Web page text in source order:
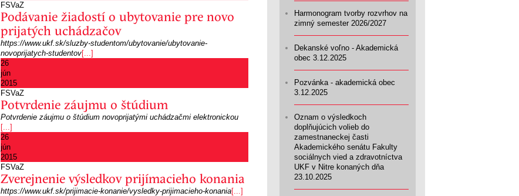
FSVaZ
Podávanie žiadostí o ubytovanie pre novo
prijatých uchádzačov
https://www.ukf.sk/sluzby-studentom/ubytovanie/ubytovanie-
novoprijatych-studentov[...]
26
jún
2015
FSVaZ
Potvrdenie záujmu o štúdium
Potvrdenie záujmu o štúdium novoprijatými uchádzačmi elektronickou
[...]
26
jún
2015
FSVaZ
Zverejnenie výsledkov prijímacieho konania
https://www.ukf.sk/prijimacie-konanie/vysledky-prijimacieho-konania[...]
Harmonogram tvorby rozvrhov na
zimný semester 2026/2027
Dekanské voľno - Akademická
obec 3.12.2025
Pozvánka - akademická obec
3.12.2025
Oznam o výsledkoch
doplňujúcich volieb do
zamestnaneckej časti
Akademického senátu Fakulty
sociálnych vied a zdravotníctva
UKF v Nitre konaných dňa
23.10.2025